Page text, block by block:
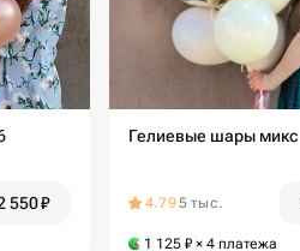
550₽
Гелиевые шары микс
4.795 тыс.
1 125 ₽ × 4 платежа